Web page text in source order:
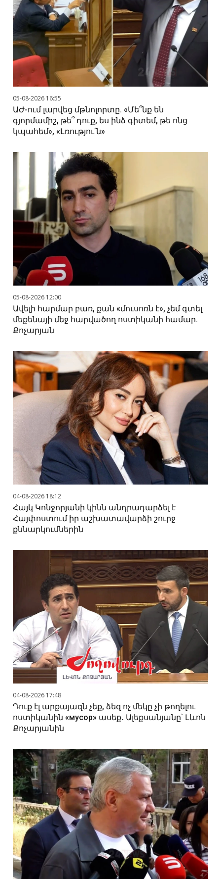
05-08-2026 16:55
ԱԺ-ում լարվեց մթնոլորտը. «Մե՞նք են
գյորմամիշ, թե՞ դուք, ես ինձ գիտեմ, թե ոնց
կպահեմ», «Լռությու՛ն»
05-08-2026 12:00
Ավելի հարմար բառ, քան «մուսոռն է», չեմ գտել
մեքենայի մեջ հարվածող ոստիկանի համար.
Քոչարյան
04-08-2026 18:12
Հայկ Կոնջորյանի կինն անդրադարձել է
Հայփոստում իր աշխատավարձի շուրջ
քննարկումներին
04-08-2026 17:48
Դուք էլ արքայազն չեք, ձեզ ոչ մեկը չի թողելու
ոստիկանին «мусор» ասեք․ Ալեքսանյանը՝ Լևոն
Քոչարյանին